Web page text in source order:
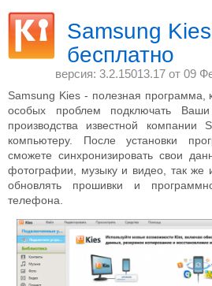
Samsung
бесплатно
версия: 3.2.15013.17 от 09
Samsung Kies - полезная программа,
особых проблем подключать Ваши
производства известной компании
компьютеру. После установки
сможете синхронизировать свои
фотографии, музыку и видео, так же
обновлять прошивки и
телефона.